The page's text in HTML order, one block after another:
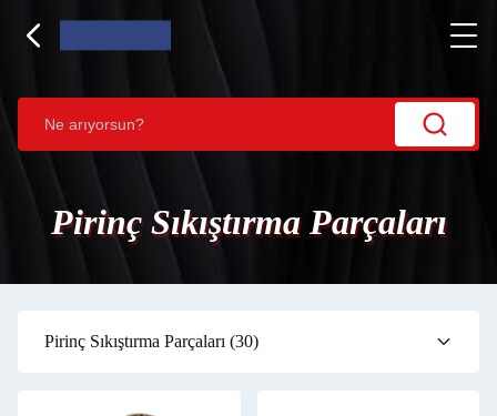
Pirinç Sıkıştırma Parçaları
Pirinç Sıkıştırma Parçaları (30)